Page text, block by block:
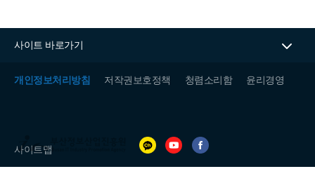
개인정보처리방침 저작권보호정책 청렴소리함 윤리경영
사이트맵
사이트 바로가기
부
정